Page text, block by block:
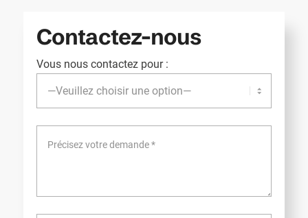
Contactez-nous
Vous nous contactez pour :